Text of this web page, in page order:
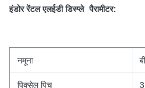
इंडोर रेंटल एलईडी डिस्प्ले पैरामीटर:
नमूना
पिक्सेल पिच